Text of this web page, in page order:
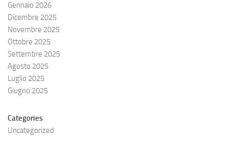
Gennaio 2026
Dicembre 2025
Novembre 2025
Ottobre 2025
Settembre 2025
Agosto 2025
Luglio 2025
Giugno 2025
Categories
Uncategorized